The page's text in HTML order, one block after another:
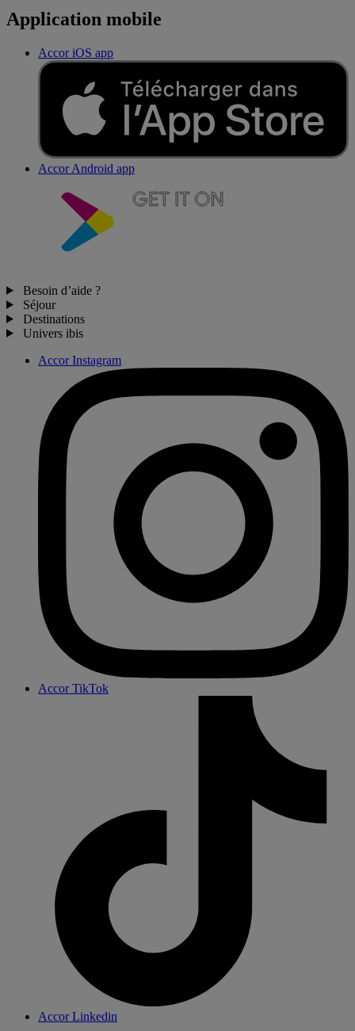
Application mobile
Accor iOS app
Accor Android app
Besoin d’aide ?
Séjour
Destinations
Univers ibis
Accor Instagram
Accor TikTok
Accor Linkedin